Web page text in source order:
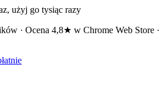
użyj go tysiąc razy
· Ocena 4,8★ w Chrome Web Store ·